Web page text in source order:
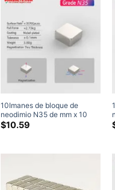
10Imanes de bloque de
neodimio N35 de mm x 10
mm x 5 mm Imanes
$10.59